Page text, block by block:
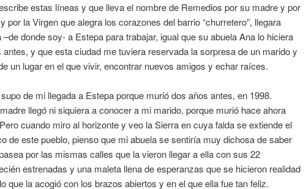
estas líneas y que lleva el nombre de Remedios por su madre y por
por la Virgen que alegra los corazones del barrio “churretero”, llegara
donde soy- a Estepa para trabajar, igual que su abuela Ana lo hiciera
y que esta ciudad me tuviera reservada la sorpresa de un marido y
un lugar en el que vivir, encontrar nuevos amigos y echar raíces.
de mi llegada a Estepa porque murió dos años antes, en 1998.
llegó ni siquiera a conocer a mi marido, porque murió hace ahora
cuando miro al horizonte y veo la Sierra en cuya falda se extiende el
de este pueblo, pienso que mi abuela se sentiría muy dichosa de saber
por las mismas calles que la vieron llegar a ella con sus 22
estrenadas y una maleta llena de esperanzas que se hicieron realidad
que la acogió con los brazos abiertos y en el que ella fue tan feliz.